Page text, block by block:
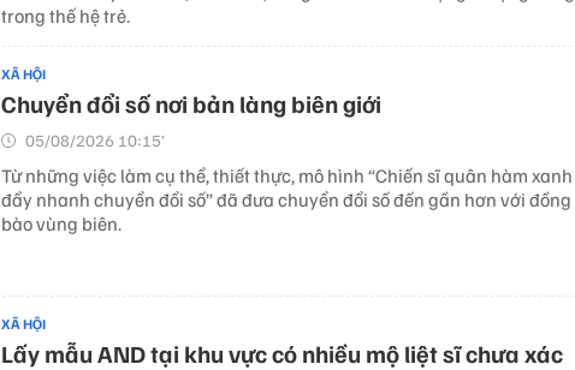
trong thế hệ trẻ.
XÃ HỘI
Chuyển đổi số nơi bản làng biên giới
05/08/2026 10:15’
Từ những việc làm cụ thể, thiết thực, mô hình “Chiến sĩ quân hàm xanh
đẩy nhanh chuyển đổi số” đã đưa chuyển đổi số đến gần hơn với đồng
bào vùng biên.
XÃ HỘI
Lấy mẫu AND tại khu vực có nhiều mộ liệt sĩ chưa xác